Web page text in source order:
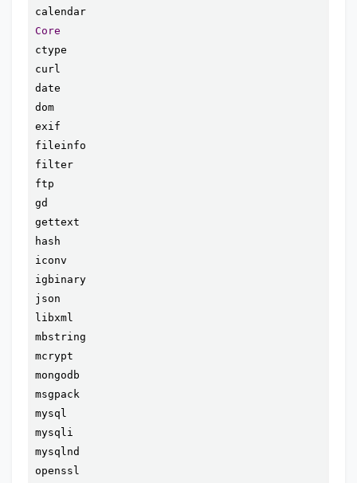
Core
ctype
curl
date
dom
exif
fileinfo
filter
ftp
gd
gettext
hash
iconv
igbinary
json
libxml
mbstring
mcrypt
mongodb
msgpack
mysql
mysqli
mysqlnd
openssl